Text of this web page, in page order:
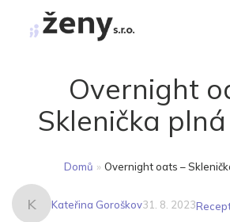
Overnight
Sklenička
Domů » Overnight oats –
K Kateřina Goroškov31. 8. 2023